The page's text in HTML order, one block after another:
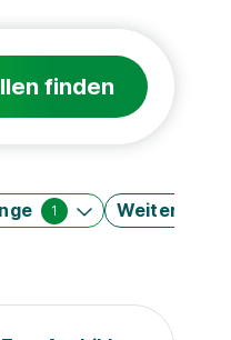
finden
1 Weitere Filter